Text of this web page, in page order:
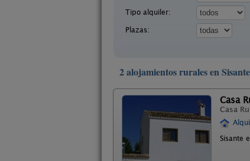
Tipo alquiler:
Plazas:
2 alojamientos rurales en
Casa
Casa
Sisante